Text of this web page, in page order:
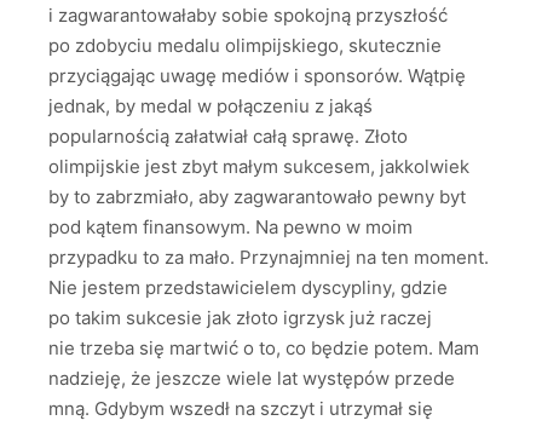
i zagwarantowałaby sobie spokojną przyszłość
po zdobyciu medalu olimpijskiego, skutecznie
przyciągając uwagę mediów i sponsorów. Wątpię
jednak, by medal w połączeniu z jakąś
popularnością załatwiał całą sprawę. Złoto
olimpijskie jest zbyt małym sukcesem, jakkolwiek
by to zabrzmiało, aby zagwarantowało pewny byt
pod kątem finansowym. Na pewno w moim
przypadku to za mało. Przynajmniej na ten moment.
Nie jestem przedstawicielem dyscypliny, gdzie
po takim sukcesie jak złoto igrzysk już raczej
nie trzeba się martwić o to, co będzie potem. Mam
nadzieję, że jeszcze wiele lat występów przede
mną. Gdybym wszedł na szczyt i utrzymał się